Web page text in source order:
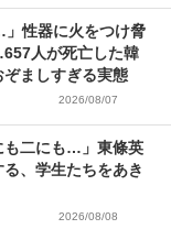
」性器に火をつけ脅
人が死亡した韓
ぞましすぎる実態
2026/08/07
も二にも…」東條英
、学生たちをあき
2026/08/08